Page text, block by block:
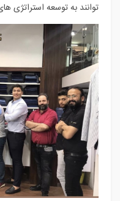
توانند به توسعه استراتژی